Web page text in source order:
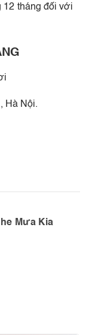
12 tháng đối với
Hà Nội.
Mưa Kia